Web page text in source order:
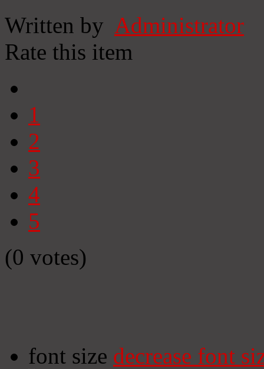
Written by Administrator
Rate this item
1
2
3
4
5
(0 votes)
font size decrease font